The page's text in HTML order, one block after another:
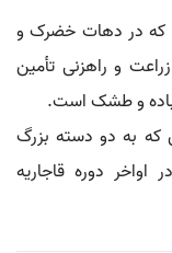
که در دهات خضرک و
و راهزنی تأمین
و طشک است.
که به دو دسته بزرگ
دوره قاجاریه